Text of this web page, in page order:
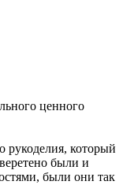
ценного
рукоделия, который
были и
были они так